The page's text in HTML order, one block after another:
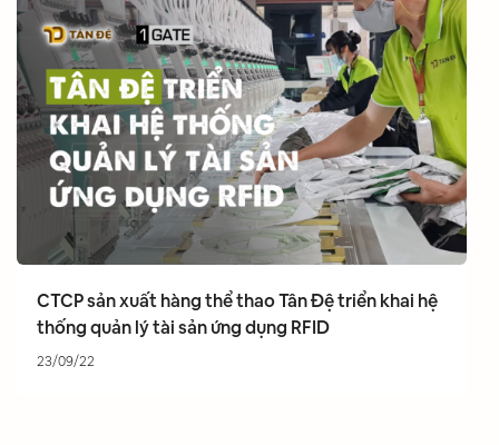
CTCP sản xuất hàng thể thao Tân Đệ triển khai hệ
thống quản lý tài sản ứng dụng RFID
23/09/22